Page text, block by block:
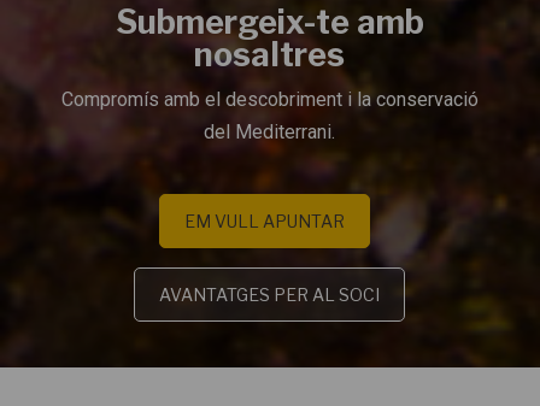
Submergeix-te amb
nosaltres
Compromís amb el descobriment i la conservació
del Mediterrani.
EM VULL APUNTAR
AVANTATGES PER AL SOCI